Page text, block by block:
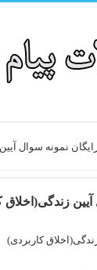
رایگان نمونه سوال
آیین
زندگی(اخلاق کاربردی)